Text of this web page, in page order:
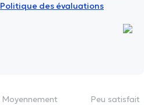
Politique des évaluations
Moyennement
Peu satisfait